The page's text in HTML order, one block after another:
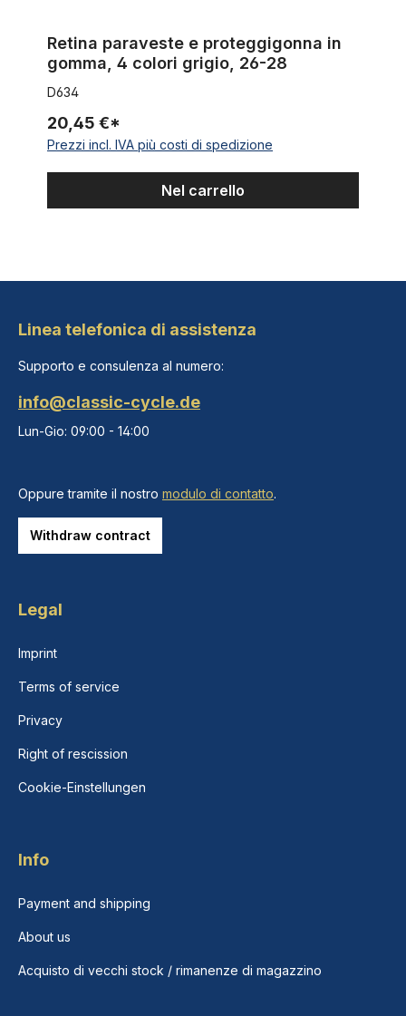
Retina paraveste e proteggigonna in
gomma, 4 colori grigio, 26-28
D634
20,45 €*
Prezzi incl. IVA più costi di spedizione
Nel carrello
Linea telefonica di assistenza
Supporto e consulenza al numero:
info@classic-cycle.de
Lun-Gio: 09:00 - 14:00
Oppure tramite il nostro modulo di contatto.
Withdraw contract
Legal
Imprint
Terms of service
Privacy
Right of rescission
Cookie-Einstellungen
Info
Payment and shipping
About us
Acquisto di vecchi stock / rimanenze di magazzino